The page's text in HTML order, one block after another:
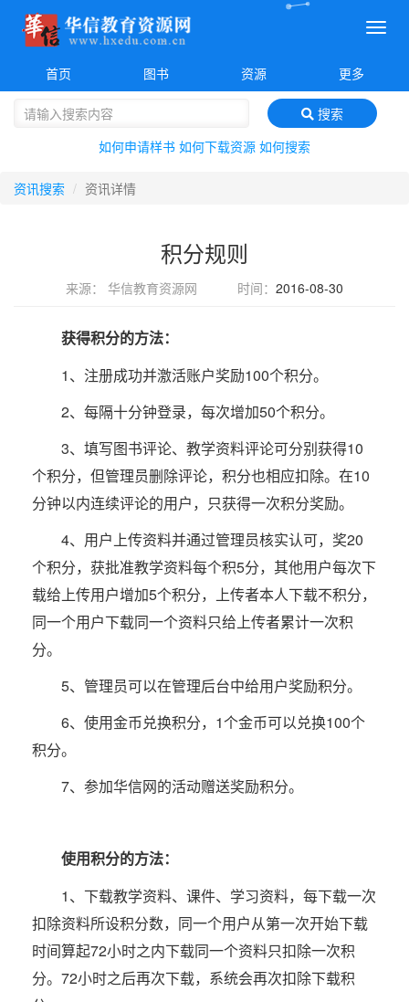
菜
首页
图书 资源 更多
搜索
如何申请样书 如何下载资源 如何搜索
资讯搜索 资讯详情
积分规则
来源： 华信教育资源网 时间： 2016-08-30
获得积分的方法：
1、注册成功并激活账户奖励100个积分。
2、每隔十分钟登录，每次增加50个积分。
3、填写图书评论、教学资料评论可分别获得10
个积分，但管理员删除评论，积分也相应扣除。在10
分钟以内连续评论的用户，只获得一次积分奖励。
4、用户上传资料并通过管理员核实认可，奖20
个积分，获批准教学资料每个积5分，其他用户每次下
载给上传用户增加5个积分，上传者本人下载不积分，
同一个用户下载同一个资料只给上传者累计一次积
分。
5、管理员可以在管理后台中给用户奖励积分。
6、使用金币兑换积分，1个金币可以兑换100个
积分。
7、参加华信网的活动赠送奖励积分。
使用积分的方法：
1、下载教学资料、课件、学习资料，每下载一次
扣除资料所设积分数，同一个用户从第一次开始下载
时间算起72小时之内下载同一个资料只扣除一次积
分。72小时之后再次下载，系统会再次扣除下载积